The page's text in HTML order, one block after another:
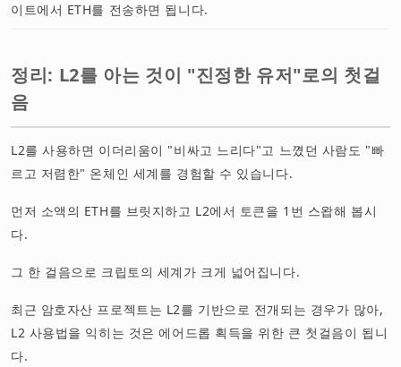
이트에서 ETH를 전송하면 됩니다.
정리: L2를 아는 것이 "진정한 유저"로의 첫걸
음
L2를 사용하면 이더리움이 "비싸고 느리다"고 느꼈던 사람도 "빠
르고 저렴한" 온체인 세계를 경험할 수 있습니다.
먼저 소액의 ETH를 브릿지하고 L2에서 토큰을 1번 스왑해 봅시
다.
그 한 걸음으로 크립토의 세계가 크게 넓어집니다.
최근 암호자산 프로젝트는 L2를 기반으로 전개되는 경우가 많아,
L2 사용법을 익히는 것은 에어드롭 획득을 위한 큰 첫걸음이 됩니
다.